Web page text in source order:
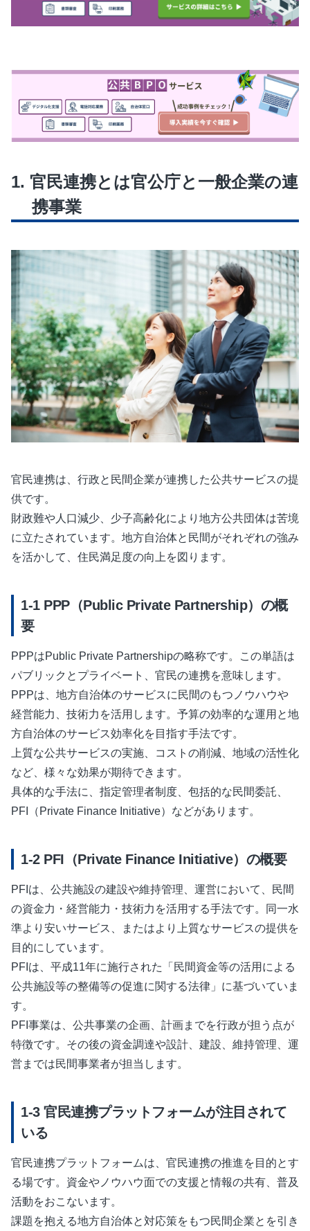
官民連携とは官公庁と一般企業の連
携事業
官民連携は、行政と民間企業が連携した公共サービスの提
供です。
財政難や人口減少、少子高齢化により地方公共団体は苦境
に立たされています。地方自治体と民間がそれぞれの強み
を活かして、住民満足度の向上を図ります。
PPP（Public Private Partnership）の概
要
PPPはPublic Private Partnershipの略称です。この単語は
パブリックとプライベート、官民の連携を意味します。
PPPは、地方自治体のサービスに民間のもつノウハウや
経営能力、技術力を活用します。予算の効率的な運用と地
方自治体のサービス効率化を目指す手法です。
上質な公共サービスの実施、コストの削減、地域の活性化
など、様々な効果が期待できます。
具体的な手法に、指定管理者制度、包括的な民間委託、
PFI（Private Finance Initiative）などがあります。
PFI（Private Finance Initiative）の概要
PFIは、公共施設の建設や維持管理、運営において、民間
の資金力・経営能力・技術力を活用する手法です。同一水
準より安いサービス、またはより上質なサービスの提供を
目的にしています。
PFIは、平成11年に施行された「民間資金等の活用による
公共施設等の整備等の促進に関する法律」に基づいていま
す。
PFI事業は、公共事業の企画、計画までを行政が担う点が
特徴です。その後の資金調達や設計、建設、維持管理、運
営までは民間事業者が担当します。
官民連携プラットフォームが注目されて
いる
官民連携プラットフォームは、官民連携の推進を目的とす
る場です。資金やノウハウ面での支援と情報の共有、普及
活動をおこないます。
課題を抱える地方自治体と対応策をもつ民間企業とを引き